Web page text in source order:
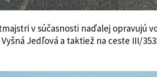
v súčasnosti naďalej opravujú
Jedľová a taktiež na ceste III/